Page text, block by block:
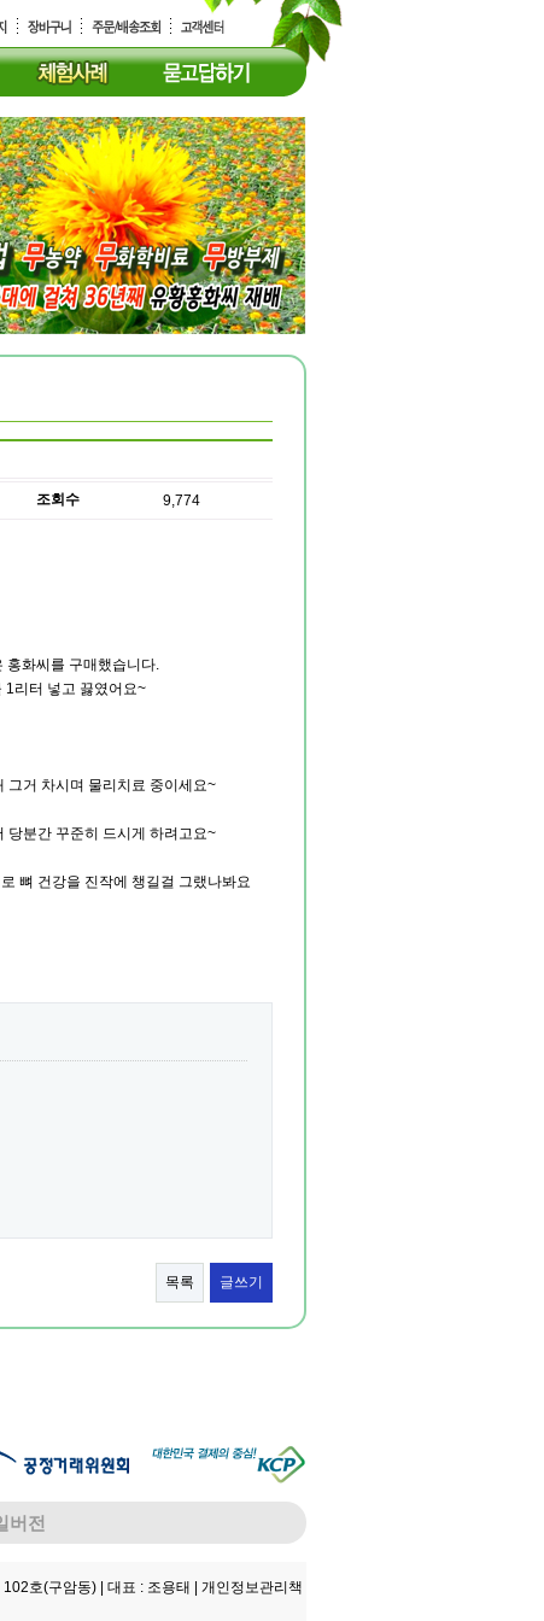
조회수 9,774
홍화씨를 구매했습니다.
1리터 넣고 끓였어요~
그거 차시며 물리치료 중이세요~
당분간 꾸준히 드시게 하려고요~
뼈 건강을 진작에 챙길걸 그랬나봐요
목록 글쓰기
버전
호(구암동) | 대표 : 조용태 | 개인정보관리책